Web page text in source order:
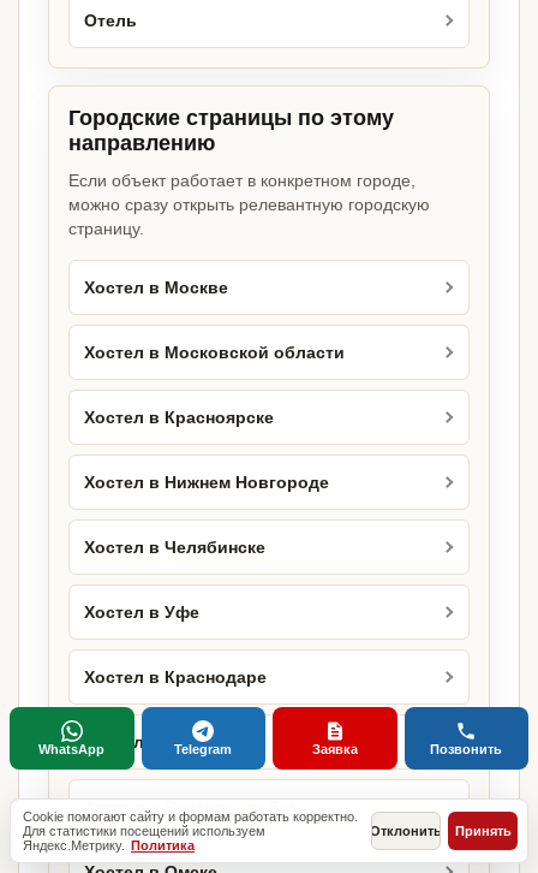
Отель
Городские страницы по этому
направлению
Если объект работает в конкретном городе,
можно сразу открыть релевантную городскую
страницу.
Хостел в Москве
Хостел в Московской области
Хостел в Красноярске
Хостел в Нижнем Новгороде
Хостел в Челябинске
Хостел в Уфе
Хостел в Краснодаре
Хостел в Самаре
Хостел в Ростове-на-Дону
Cookie помогают сайту и формам работать корректно.
Для статистики посещений используем
Яндекс.Метрику. Политика
Отклонить Принять
WhatsApp Telegram Заявка Позвонить